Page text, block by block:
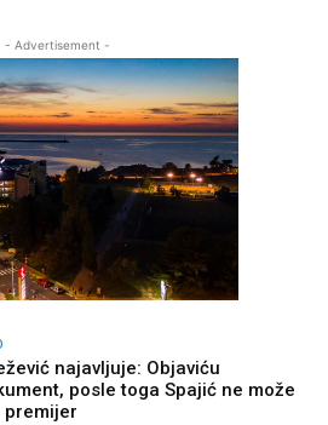
- Advertisement -
najavljuje: Objaviću
posle toga Spajić ne može
premijer